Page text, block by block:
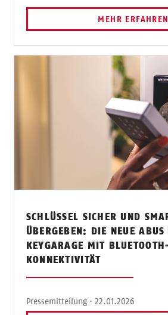
MEHR ERFAHREN
SCHLÜSSEL SICHER UND
ÜBERGEBEN: DIE NEUE ABUS
KEYGARAGE MIT BLUETOOTH-
KONNEKTIVITÄT
Pressemitteilung · 22.01.2026